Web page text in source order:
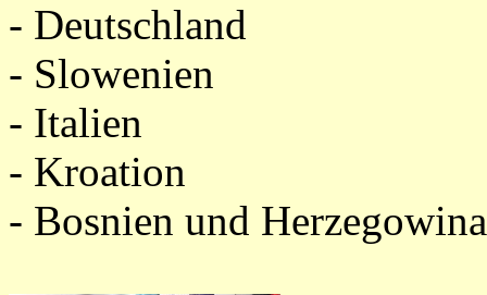
- Deutschland
- Slowenien
- Italien
- Kroation
- Bosnien und Herzegowina